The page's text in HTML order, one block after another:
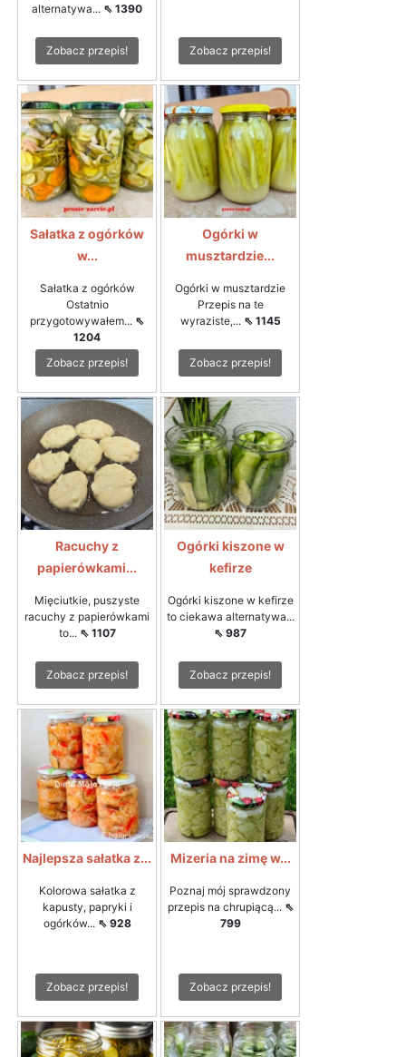
alternatywa... ⇖ 1390
Zobacz przepis! Zobacz przepis!
Sałatka z ogórków
w...
Sałatka z ogórków
Ostatnio
przygotowywałem... ⇖
1204
Zobacz przepis!
Ogórki w
musztardzie...
Ogórki w musztardzie
Przepis na te
wyraziste,... ⇖ 1145
Zobacz przepis!
Racuchy z
papierówkami...
Mięciutkie, puszyste
racuchy z papierówkami
to... ⇖ 1107
Zobacz przepis!
Ogórki kiszone w
kefirze
Ogórki kiszone w kefirze
to ciekawa alternatywa...
⇖ 987
Zobacz przepis!
Najlepsza sałatka z...
Kolorowa sałatka z
kapusty, papryki i
ogórków... ⇖ 928
Zobacz przepis!
Mizeria na zimę w...
Poznaj mój sprawdzony
przepis na chrupiącą... ⇖
799
Zobacz przepis!